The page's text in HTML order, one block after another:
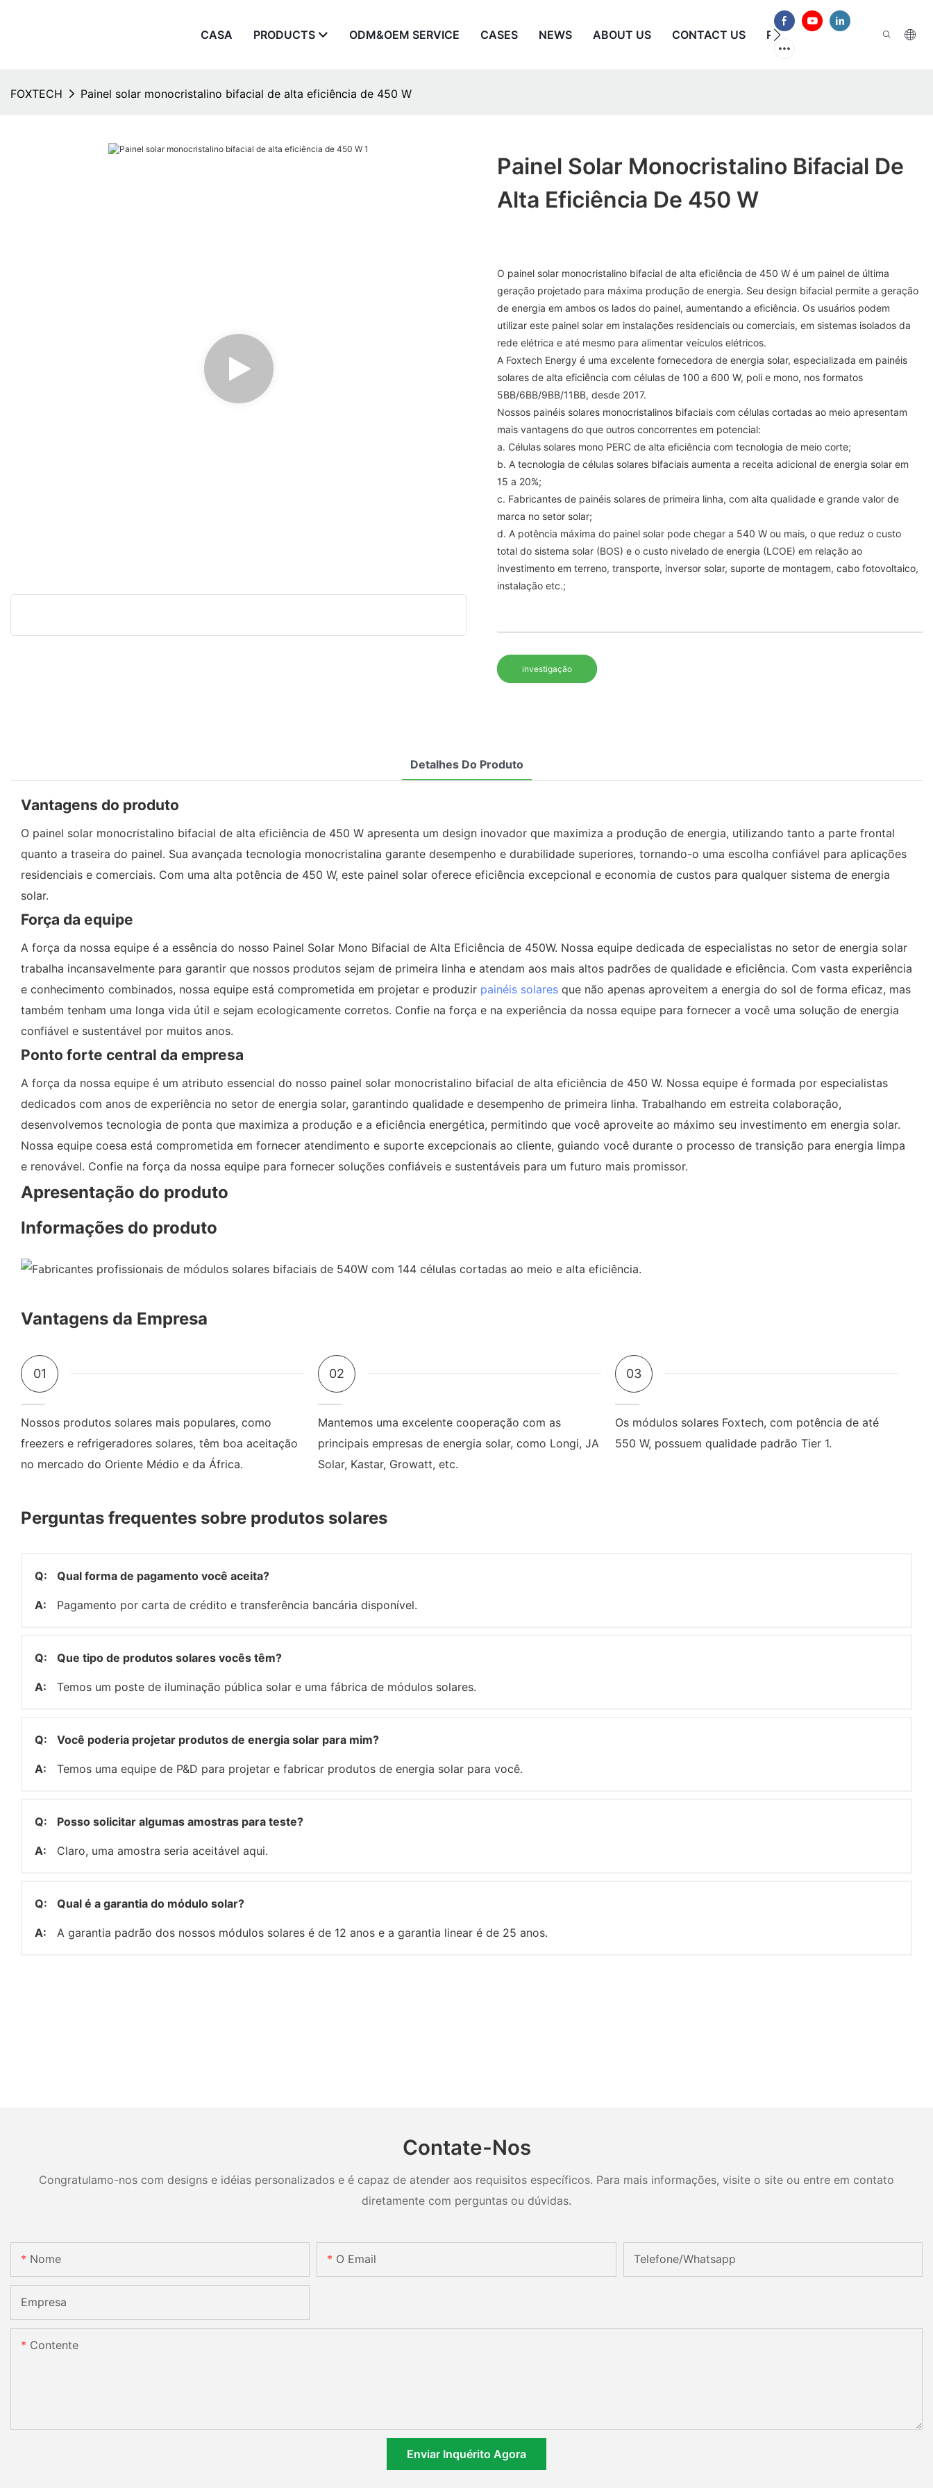
CASA PRODUCTS ODM&OEM SERVICE CASES NEWS ABOUT US CONTACT US PERGUNTAS FREQUENTES
FOXTECH Painel solar monocristalino bifacial de alta eficiência de 450 W
Painel Solar Monocristalino Bifacial De
Alta Eficiência De 450 W
O painel solar monocristalino bifacial de alta eficiência de 450 W é um painel de última
geração projetado para máxima produção de energia. Seu design bifacial permite a geração
de energia em ambos os lados do painel, aumentando a eficiência. Os usuários podem
utilizar este painel solar em instalações residenciais ou comerciais, em sistemas isolados da
rede elétrica e até mesmo para alimentar veículos elétricos.
A Foxtech Energy é uma excelente fornecedora de energia solar, especializada em painéis
solares de alta eficiência com células de 100 a 600 W, poli e mono, nos formatos
5BB/6BB/9BB/11BB, desde 2017.
Nossos painéis solares monocristalinos bifaciais com células cortadas ao meio apresentam
mais vantagens do que outros concorrentes em potencial:
a. Células solares mono PERC de alta eficiência com tecnologia de meio corte;
b. A tecnologia de células solares bifaciais aumenta a receita adicional de energia solar em
15 a 20%;
c. Fabricantes de painéis solares de primeira linha, com alta qualidade e grande valor de
marca no setor solar;
d. A potência máxima do painel solar pode chegar a 540 W ou mais, o que reduz o custo
total do sistema solar (BOS) e o custo nivelado de energia (LCOE) em relação ao
investimento em terreno, transporte, inversor solar, suporte de montagem, cabo fotovoltaico,
instalação etc.;
investigação
Detalhes Do Produto
Vantagens do produto
O painel solar monocristalino bifacial de alta eficiência de 450 W apresenta um design inovador que maximiza a produção de energia, utilizando tanto a parte frontal
quanto a traseira do painel. Sua avançada tecnologia monocristalina garante desempenho e durabilidade superiores, tornando-o uma escolha confiável para aplicações
residenciais e comerciais. Com uma alta potência de 450 W, este painel solar oferece eficiência excepcional e economia de custos para qualquer sistema de energia
solar.
Força da equipe
A força da nossa equipe é a essência do nosso Painel Solar Mono Bifacial de Alta Eficiência de 450W. Nossa equipe dedicada de especialistas no setor de energia solar
trabalha incansavelmente para garantir que nossos produtos sejam de primeira linha e atendam aos mais altos padrões de qualidade e eficiência. Com vasta experiência
e conhecimento combinados, nossa equipe está comprometida em projetar e produzir painéis solares que não apenas aproveitem a energia do sol de forma eficaz, mas
também tenham uma longa vida útil e sejam ecologicamente corretos. Confie na força e na experiência da nossa equipe para fornecer a você uma solução de energia
confiável e sustentável por muitos anos.
Ponto forte central da empresa
A força da nossa equipe é um atributo essencial do nosso painel solar monocristalino bifacial de alta eficiência de 450 W. Nossa equipe é formada por especialistas
dedicados com anos de experiência no setor de energia solar, garantindo qualidade e desempenho de primeira linha. Trabalhando em estreita colaboração,
desenvolvemos tecnologia de ponta que maximiza a produção e a eficiência energética, permitindo que você aproveite ao máximo seu investimento em energia solar.
Nossa equipe coesa está comprometida em fornecer atendimento e suporte excepcionais ao cliente, guiando você durante o processo de transição para energia limpa
e renovável. Confie na força da nossa equipe para fornecer soluções confiáveis ​​e sustentáveis ​​para um futuro mais promissor.
Apresentação do produto
Informações do produto
Vantagens da Empresa
01
Nossos produtos solares mais populares, como
freezers e refrigeradores solares, têm boa aceitação
no mercado do Oriente Médio e da África.
02
Mantemos uma excelente cooperação com as
principais empresas de energia solar, como Longi, JA
Solar, Kastar, Growatt, etc.
03
Os módulos solares Foxtech, com potência de até
550 W, possuem qualidade padrão Tier 1.
Perguntas frequentes sobre produtos solares
Q: Qual forma de pagamento você aceita?
A: Pagamento por carta de crédito e transferência bancária disponível.
Q: Que tipo de produtos solares vocês têm?
A: Temos um poste de iluminação pública solar e uma fábrica de módulos solares.
Q: Você poderia projetar produtos de energia solar para mim?
A: Temos uma equipe de P&D para projetar e fabricar produtos de energia solar para você.
Q: Posso solicitar algumas amostras para teste?
A: Claro, uma amostra seria aceitável aqui.
Q: Qual é a garantia do módulo solar?
A: A garantia padrão dos nossos módulos solares é de 12 anos e a garantia linear é de 25 anos.
Contate-Nos
Congratulamo-nos com designs e idéias personalizados e é capaz de atender aos requisitos específicos. Para mais informações, visite o site ou entre em contato
diretamente com perguntas ou dúvidas.
Nome O Email Telefone/whatsapp
Empresa
Contente
Enviar Inquérito Agora